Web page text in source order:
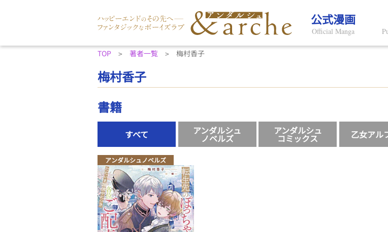
公式漫画
Official Manga
TOP 著者一覧 梅村香子
梅村香子
書籍
すべて アンダルシュ
ノベルズ
アンダルシュ
コミックス 乙女アル
アンダルシュノベルズ